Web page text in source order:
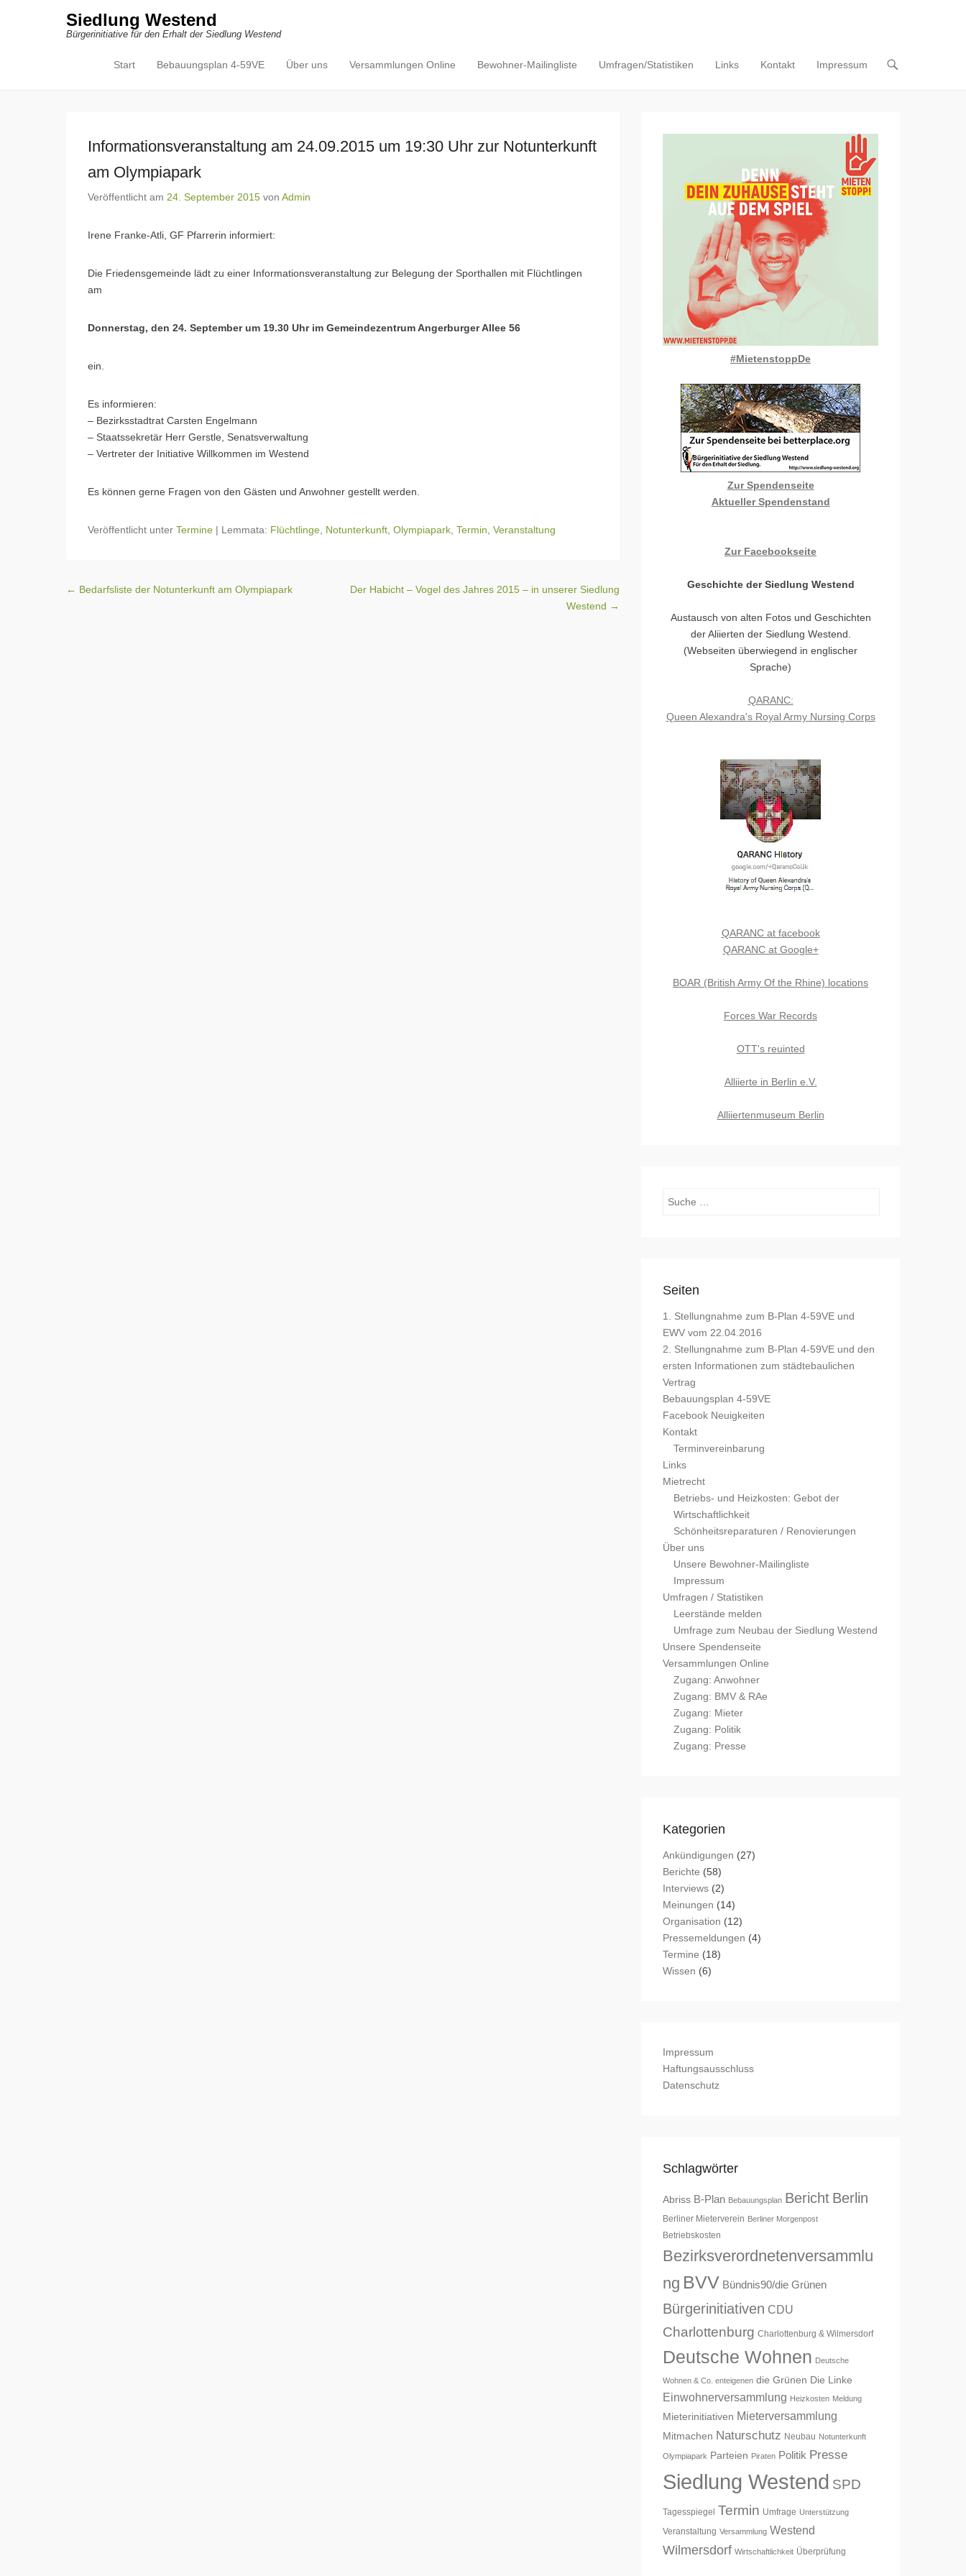
Siedlung Westend
Bürgerinitiative für den Erhalt der Siedlung Westend
Primäres Menü
Zum Inhalt springen
Start Bebauungsplan 4-59VE Über uns Versammlungen Online Bewohner-Mailingliste Umfragen/Statistiken Links Kontakt Impressum
Informationsveranstaltung am 24.09.2015 um 19:30 Uhr zur Notunterkunft
am Olympiapark
Veröffentlicht am 24. September 2015 von Admin
Irene Franke-Atli, GF Pfarrerin informiert:
Die Friedensgemeinde lädt zu einer Informationsveranstaltung zur Belegung der Sporthallen mit Flüchtlingen
am
Donnerstag, den 24. September um 19.30 Uhr im Gemeindezentrum Angerburger Allee 56
ein.
Es informieren:
– Bezirksstadtrat Carsten Engelmann
– Staatssekretär Herr Gerstle, Senatsverwaltung
– Vertreter der Initiative Willkommen im Westend
Es können gerne Fragen von den Gästen und Anwohner gestellt werden.
Veröffentlicht unter Termine | Lemmata: Flüchtlinge Notunterkunft Olympiapark Termin Veranstaltung
Beitragsnavigation
← Bedarfsliste der Notunterkunft am Olympiapark
Der Habicht – Vogel des Jahres 2015 – in unserer Siedlung
Westend →
#MietenstoppDe
Zur Spendenseite
Aktueller Spendenstand
Zur Facebookseite
Geschichte der Siedlung Westend
Austausch von alten Fotos und Geschichten
der Aliierten der Siedlung Westend.
(Webseiten überwiegend in englischer
Sprache)
QARANC:
Queen Alexandra's Royal Army Nursing Corps
QARANC at facebook
QARANC at Google+
BOAR (British Army Of the Rhine) locations
Forces War Records
OTT's reuinted
Alliierte in Berlin e.V.
Alliiertenmuseum Berlin
Suchen
Seiten
1. Stellungnahme zum B-Plan 4-59VE und
EWV vom 22.04.2016
2. Stellungnahme zum B-Plan 4-59VE und den
ersten Informationen zum städtebaulichen
Vertrag
Bebauungsplan 4-59VE
Facebook Neuigkeiten
Kontakt
Terminvereinbarung
Links
Mietrecht
Betriebs- und Heizkosten: Gebot der
Wirtschaftlichkeit
Schönheitsreparaturen / Renovierungen
Über uns
Unsere Bewohner-Mailingliste
Impressum
Umfragen / Statistiken
Leerstände melden
Umfrage zum Neubau der Siedlung Westend
Unsere Spendenseite
Versammlungen Online
Zugang: Anwohner
Zugang: BMV & RAe
Zugang: Mieter
Zugang: Politik
Zugang: Presse
Kategorien
Ankündigungen (27)
Berichte (58)
Interviews (2)
Meinungen (14)
Organisation (12)
Pressemeldungen (4)
Termine (18)
Wissen (6)
Impressum
Haftungsausschluss
Datenschutz
Schlagwörter
Abriss B-Plan Bebauungsplan Bericht Berlin
Berliner Mieterverein Berliner Morgenpost
Betriebskosten
Bezirksverordnetenversammlu
ng BVV Bündnis90/die Grünen
Bürgerinitiativen CDU
Charlottenburg Charlottenburg & Wilmersdorf
Deutsche Wohnen Deutsche
Wohnen & Co. enteigenen die Grünen Die Linke
Einwohnerversammlung Heizkosten Meldung
Mieterinitiativen Mieterversammlung
Mitmachen Naturschutz Neubau Notunterkunft
Olympiapark Parteien Piraten Politik Presse
Siedlung Westend SPD
Tagesspiegel Termin Umfrage Unterstützung
Veranstaltung Versammlung Westend
Wilmersdorf Wirtschaftlichkeit Überprüfung